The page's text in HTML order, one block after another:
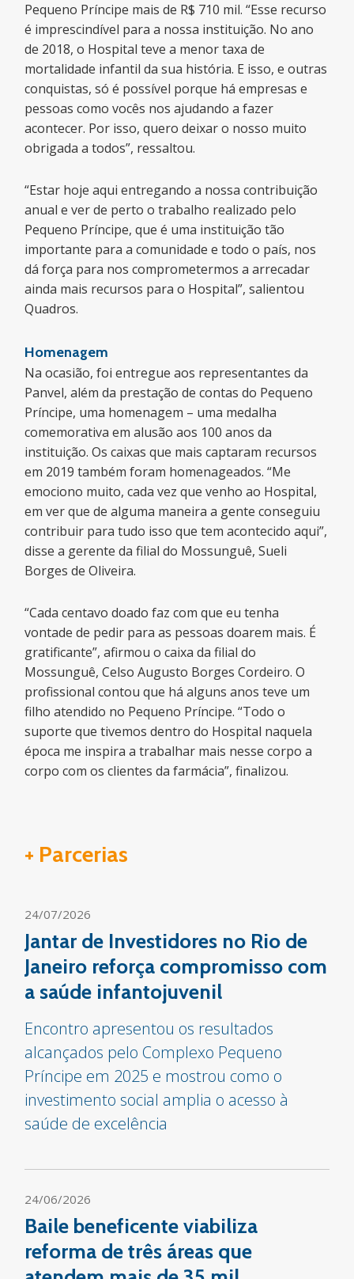
Pequeno Príncipe mais de R$ 710 mil. “Esse recurso
é imprescindível para a nossa instituição. No ano
de 2018, o Hospital teve a menor taxa de
mortalidade infantil da sua história. E isso, e outras
conquistas, só é possível porque há empresas e
pessoas como vocês nos ajudando a fazer
acontecer. Por isso, quero deixar o nosso muito
obrigada a todos”, ressaltou.
“Estar hoje aqui entregando a nossa contribuição
anual e ver de perto o trabalho realizado pelo
Pequeno Príncipe, que é uma instituição tão
importante para a comunidade e todo o país, nos
dá força para nos comprometermos a arrecadar
ainda mais recursos para o Hospital”, salientou
Quadros.
Homenagem
Na ocasião, foi entregue aos representantes da
Panvel, além da prestação de contas do Pequeno
Príncipe, uma homenagem – uma medalha
comemorativa em alusão aos 100 anos da
instituição. Os caixas que mais captaram recursos
em 2019 também foram homenageados. “Me
emociono muito, cada vez que venho ao Hospital,
em ver que de alguma maneira a gente conseguiu
contribuir para tudo isso que tem acontecido aqui”,
disse a gerente da filial do Mossunguê, Sueli
Borges de Oliveira.
“Cada centavo doado faz com que eu tenha
vontade de pedir para as pessoas doarem mais. É
gratificante”, afirmou o caixa da filial do
Mossunguê, Celso Augusto Borges Cordeiro. O
profissional contou que há alguns anos teve um
filho atendido no Pequeno Príncipe. “Todo o
suporte que tivemos dentro do Hospital naquela
época me inspira a trabalhar mais nesse corpo a
corpo com os clientes da farmácia”, finalizou.
+ Parcerias
24/07/2026
Jantar de Investidores no Rio de
Janeiro reforça compromisso com
a saúde infantojuvenil
Encontro apresentou os resultados
alcançados pelo Complexo Pequeno
Príncipe em 2025 e mostrou como o
investimento social amplia o acesso à
saúde de excelência
24/06/2026
Baile beneficente viabiliza
reforma de três áreas que